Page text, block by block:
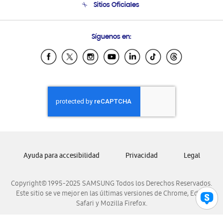
Soporte vía eMail
Sitios Oficiales
Samsung Ecuador
Samsung El Salvador
Samsung Honduras
Samsung Nicaragua
Samsung Panamá
Samsung Venezuela
Síguenos en:
Copyright© 1995-2025 SAMSUNG Todos los Derechos Reservados.
Este sitio se ve mejor en las últimas versiones de Chrome, Edge,
Safari y Mozilla Firefox.
Ayuda para accesibilidad Privacidad Legal